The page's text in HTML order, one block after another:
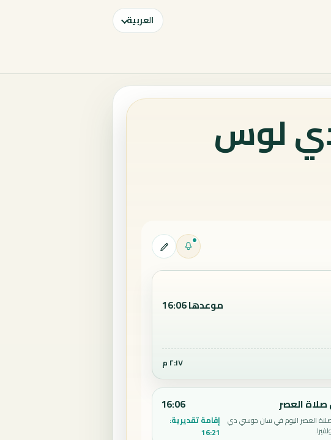
العربية
لوس
موعدها 16:06
٢:١٧ م
صلاة العصر
العصر اليوم في سان جوسي دي
16:06
إقامة تقديرية:
16:21